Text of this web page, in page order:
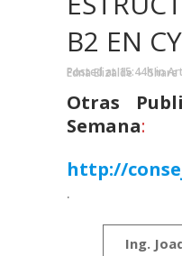
B2 EN
Posted at 15:44hin
Edna Elizalde Share
Otras
Semana:
http://
.
Ing.